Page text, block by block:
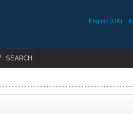
English (UK)
SEARCH